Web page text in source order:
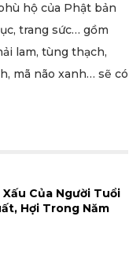
hộ của Phật bản
trang sức… gồm
lam, tùng thạch,
mã não xanh… sẽ có
Của Người Tuổi
Hợi Trong Năm